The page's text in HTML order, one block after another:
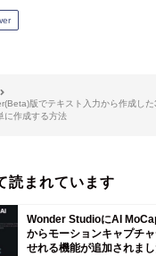
版でテキスト入力から作成し
に作成する方法
読まれています
Wonder StudioにAI
からモーションキャプチ
せれる機能が追加されま